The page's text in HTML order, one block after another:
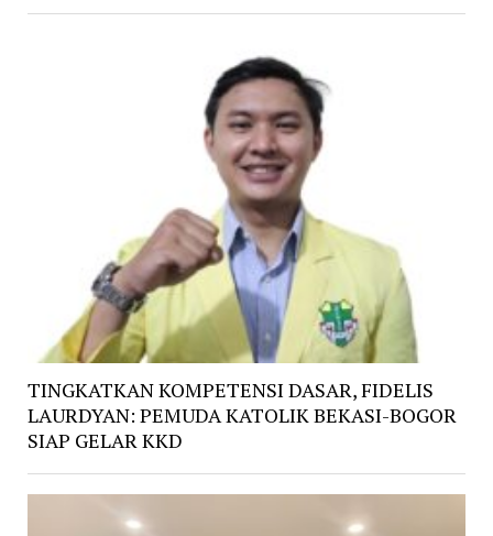
TINGKATKAN KOMPETENSI DASAR, FIDELIS
LAURDYAN: PEMUDA KATOLIK BEKASI-BOGOR
SIAP GELAR KKD